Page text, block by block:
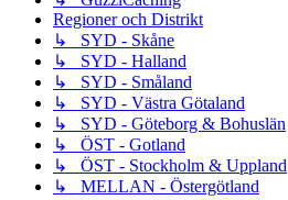
Regioner och Distrikt
↳ SYD - Skåne
↳ SYD - Halland
↳ SYD - Småland
↳ SYD - Västra Götaland
↳ SYD - Göteborg & Bohuslän
↳ ÖST - Gotland
↳ ÖST - Stockholm & Uppland
↳ MELLAN - Östergötland